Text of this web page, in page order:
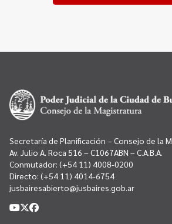
Secretaría de Planificación – Consejo de la
Av. Julio A. Roca 516 – C1067ABN – C.A.B.A.
Conmutador: (+54 11) 4008-0200
Directo: (+54 11) 4014-6754
jusbairesabierto@jusbaires.gob.ar